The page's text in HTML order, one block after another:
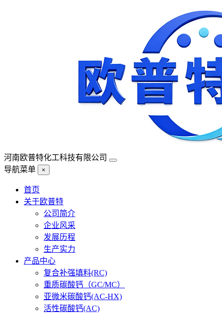
河南欧普特化工科技有限公司
导航菜单
×
首页
关于欧普特
公司简介
企业风采
发展历程
生产实力
产品中心
复合补强填料(RC)
重质碳酸钙（GC/MC）
亚微米碳酸钙(AC-HX)
活性碳酸钙(AC)